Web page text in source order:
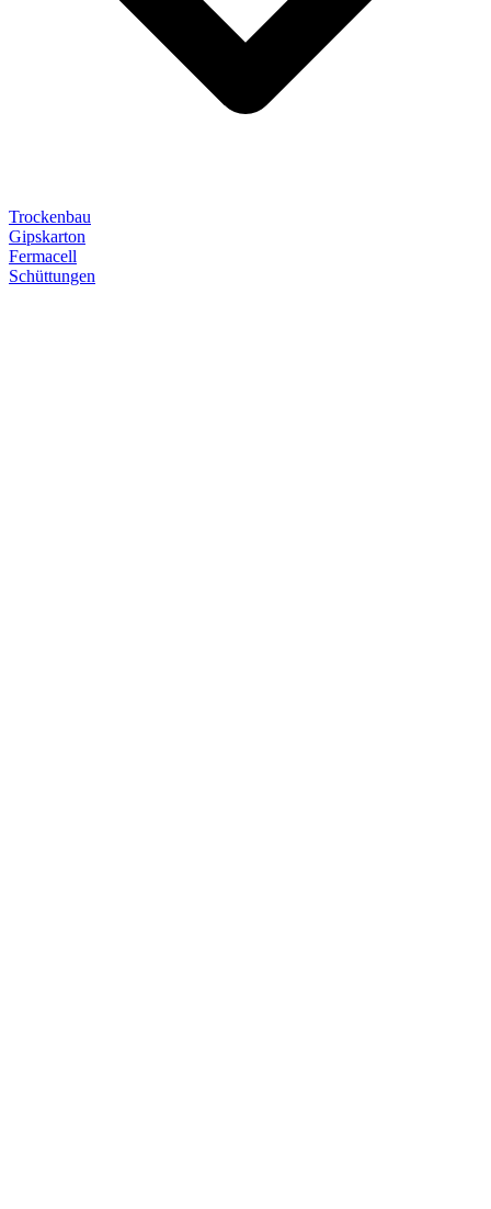
Trockenbau
Gipskarton
Fermacell
Schüttungen